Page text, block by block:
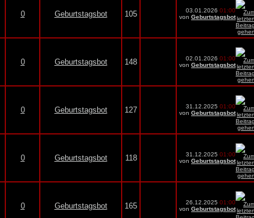
0 Geburtstagsbot 105 03.01.2026 01:00
von Geburtstagsbot
0 Geburtstagsbot 148 02.01.2026 01:00
von Geburtstagsbot
0 Geburtstagsbot 127 31.12.2025 01:00
von Geburtstagsbot
0 Geburtstagsbot 118 31.12.2025 01:00
von Geburtstagsbot
0 Geburtstagsbot 165 26.12.2025 01:00
von Geburtstagsbot